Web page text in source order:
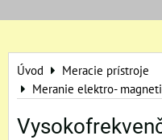
Úvod
Meracie prístroje
Meranie elektro-